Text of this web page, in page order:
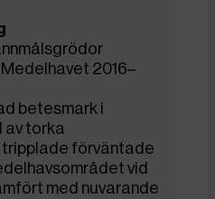
2016–
betesmark i
av torka
tripplade förväntade
vid
med nuvarande